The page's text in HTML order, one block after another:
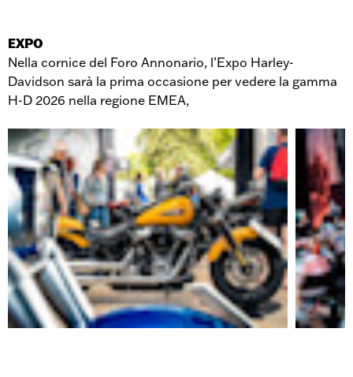
EXPO
Nella cornice del Foro Annonario, l’Expo Harley-
Davidson sarà la prima occasione per vedere la gamma
H-D 2026 nella regione EMEA,